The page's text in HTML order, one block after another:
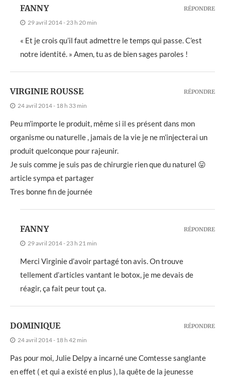
FANNY
29 avril 2014 - 23 h 20 min
« Et je crois qu’il faut admettre le temps qui passe. C’est
notre identité. » Amen, tu as de bien sages paroles !
RÉPONDRE
VIRGINIE ROUSSE
24 avril 2014 - 18 h 33 min
Peu m’importe le produit, même si il es présent dans mon
organisme ou naturelle , jamais de la vie je ne m’injecterai un
produit quelconque pour rajeunir.
Je suis comme je suis pas de chirurgie rien que du naturel 😛
article sympa et partager
Tres bonne fin de journée
RÉPONDRE
FANNY
29 avril 2014 - 23 h 21 min
Merci Virginie d’avoir partagé ton avis. On trouve
tellement d’articles vantant le botox, je me devais de
réagir, ça fait peur tout ça.
RÉPONDRE
DOMINIQUE
24 avril 2014 - 18 h 42 min
Pas pour moi, Julie Delpy a incarné une Comtesse sanglante
en effet ( et qui a existé en plus ), la quête de la jeunesse
RÉPONDRE